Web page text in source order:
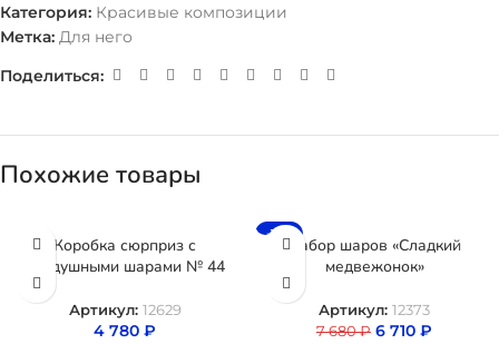
Категория: Красивые композиции
Метка: Для него
Поделиться:
Похожие товары
Коробка сюрприз с
воздушными шарами № 44
Артикул: 12629
4 780 ₽
-13%
Набор шаров «Сладкий
медвежонок»
Артикул: 12373
7 680₽ 6 710 ₽